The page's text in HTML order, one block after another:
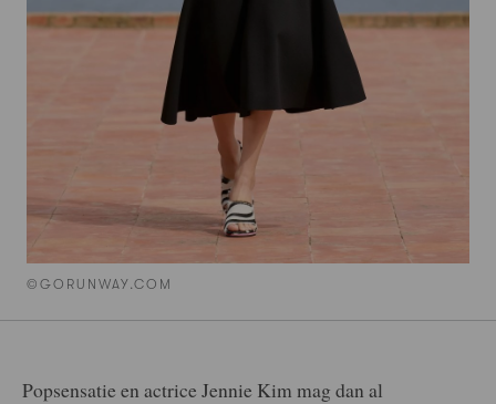
©GORUNWAY.COM
Popsensatie en actrice Jennie Kim mag dan al